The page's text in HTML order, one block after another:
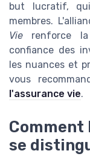
but lucratif,
membres.
Vie renforce
confiance des
les nuances et
vous
l'assurance vie.
Comment
se